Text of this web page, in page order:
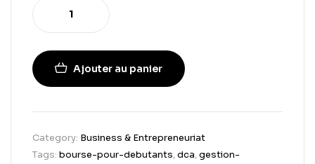
Ajouter au panier
Category: Business & Entrepreneuriat
Tags: bourse-pour-debutants,dca,gestion-